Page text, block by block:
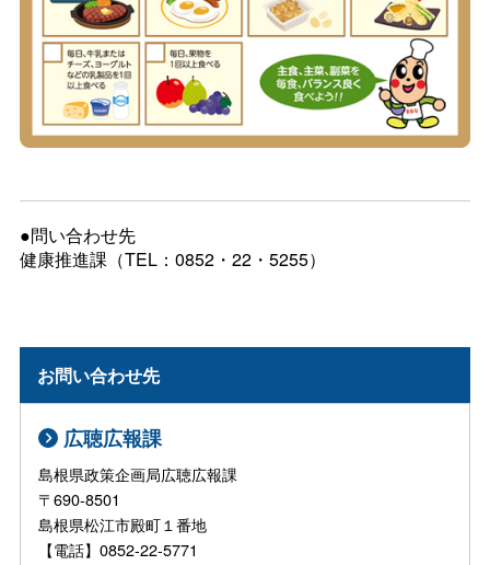
●問い合わせ先
健康推進課（TEL：0852・22・5255）
お問い合わせ先
広聴広報課
島根県政策企画局広聴広報課
〒690-8501
島根県松江市殿町１番地
【電話】0852-22-5771